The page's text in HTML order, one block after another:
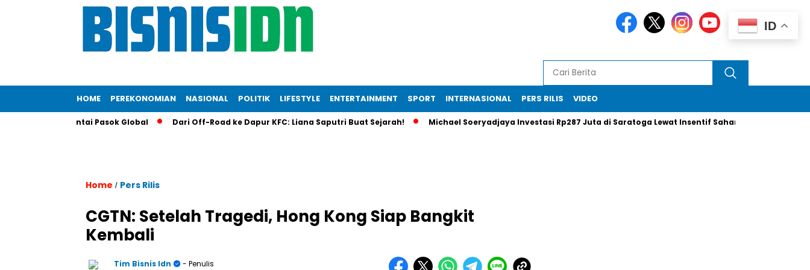
HOME PEREKONOMIAN NASIONAL POLITIK LIFESTYLE ENTERTAINMENT SPORT INTERNASIONAL PERS RILIS VIDEO
RI di Rantai Pasok Global Dari Off-Road ke Dapur KFC: Liana Saputri Buat Sejarah! Michael Soeryadjaya Investasi Rp287 Juta di Saratoga Lewat Insentif Saham
Home / Pers Rilis
CGTN: Setelah Tragedi, Hong Kong Siap Bangkit
Kembali
Tim Bisnis Idn - Penulis
ID